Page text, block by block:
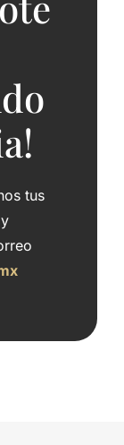
tus